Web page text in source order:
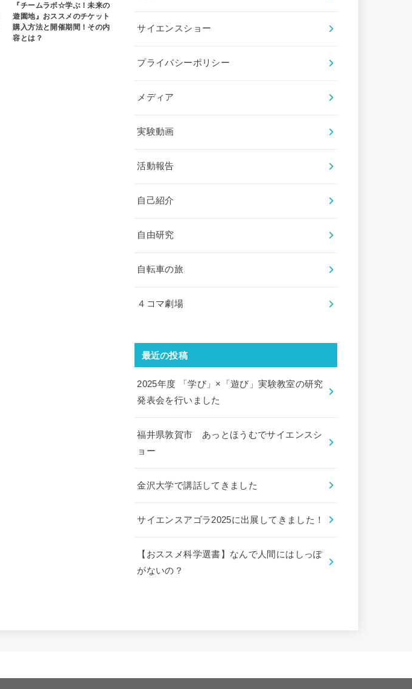
『チームラボ☆学ぶ！未来の
遊園地』おススメのチケット
購入方法と開催期間！その内
容とは？
サイエンスショー
プライバシーポリシー
メディア
実験動画
活動報告
自己紹介
自由研究
自転車の旅
４コマ劇場
最近の投稿
2025年度 「学び」×「遊び」実験教室の研究
発表会を行いました
福井県敦賀市 あっとほうむでサイエンスシ
ョー
金沢大学で講話してきました
サイエンスアゴラ2025に出展してきました！
【おススメ科学選書】なんで人間にはしっぽ
がないの？